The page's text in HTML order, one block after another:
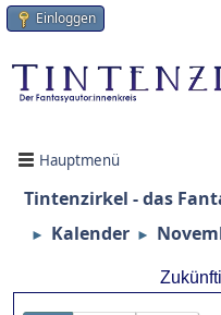
Einloggen
Hauptmenü
Tintenzirkel - das
► Kalender ►